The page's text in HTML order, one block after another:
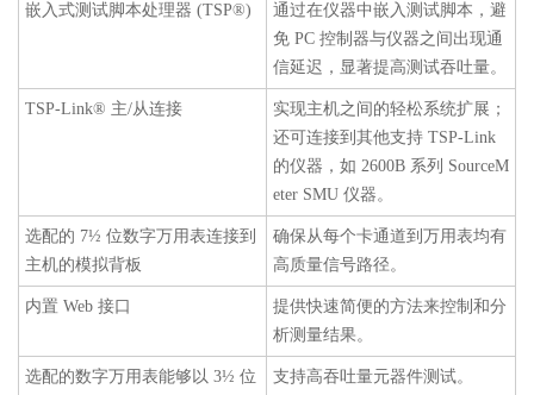
嵌入式测试脚本处理器 (TSP®)
通过在仪器中嵌入测试脚本，避
免 PC 控制器与仪器之间出现通
信延迟，显著提高测试吞吐量。
TSP-Link® 主/从连接
实现主机之间的轻松系统扩展；
还可连接到其他支持 TSP-Link
的仪器，如 2600B 系列 SourceM
eter SMU 仪器。
选配的 7½ 位数字万用表连接到
主机的模拟背板
确保从每个卡通道到万用表均有
高质量信号路径。
内置 Web 接口
提供快速简便的方法来控制和分
析测量结果。
选配的数字万用表能够以 3½ 位
支持高吞吐量元器件测试。